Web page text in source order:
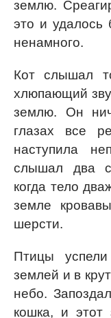
землю.
это и
ненамного.
Кот слышал
хлюпающий
землю. Он
глазах все
наступила
слышал два
когда тело
земле
шерсти.
Птицы
землей и в
небо.
кошка, и этот